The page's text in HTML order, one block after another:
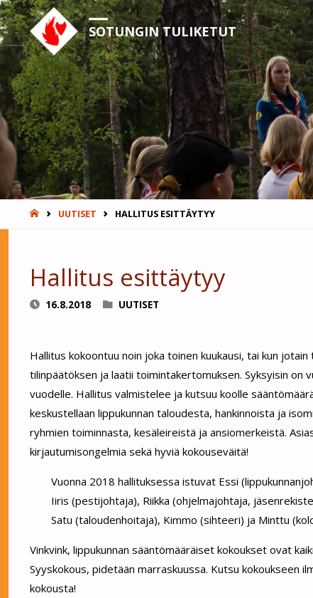
SOTUNGIN TULIKETUT
HOMEUUTISET HALLITUS ESITTÄYTYY
Hallitus esittäytyy
16.8.2018 UUTISET
Hallitus kokoontuu noin joka toinen kuukausi, tai kun
tilinpäätöksen ja laatii toimintakertomuksen. Syksyisin on
vuodelle. Hallitus valmistelee ja kutsuu koolle
keskustellaan lippukunnan taloudesta, hankinnoista ja
ryhmien toiminnasta, kesäleireistä ja ansiomerkeistä.
kirjautumisongelmia sekä hyviä kokouseväitä!
Vuonna 2018 hallituksessa istuvat Essi
Iiris (pestijohtaja), Riikka (ohjelmajohtaja,
Satu (taloudenhoitaja), Kimmo (sihteeri) ja Minttu
Vinkvink, lippukunnan sääntömääräiset kokoukset ovat
Syyskokous, pidetään marraskuussa. Kutsu kokoukseen
kokousta!